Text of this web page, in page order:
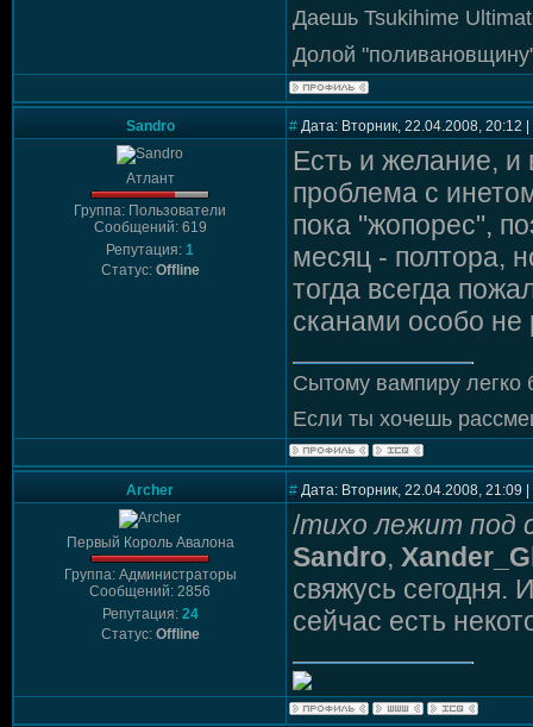
Даешь Tsukihime
Долой
Sandro # Дата: Вторник, 22.04.2008,
Атлант
Группа: Пользователи
Сообщений: 619
Репутация: 1
Статус: Offline
Есть и желание,
проблема с
пока "жопорес",
месяц - полтора,
тогда всегда
сканами особо
Сытому вампиру легко
Если ты хочешь
Archer # Дата: Вторник, 22.04.2008,
Первый Король Авалона
Группа: Администраторы
Сообщений: 2856
Репутация: 24
Статус: Offline
/тихо лежит под
Sandro,
свяжусь сегодня.
сейчас есть